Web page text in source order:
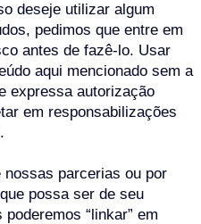
deseje utilizar algum
pedimos que entre em
antes de fazê-lo. Usar
aqui mencionado sem a
expressa autorização
em responsabilizações
nossas parcerias ou por
possa ser de seu
“linkar” em